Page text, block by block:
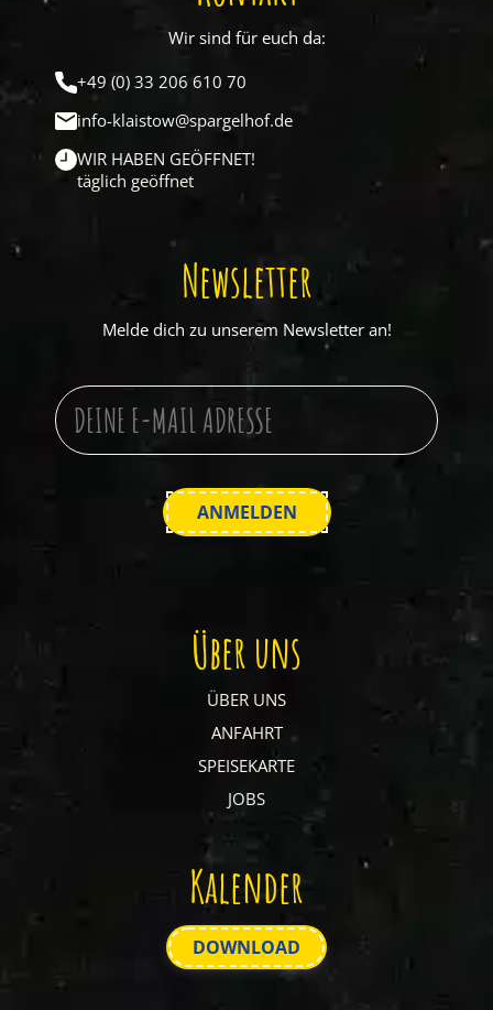
Wir sind für euch da:
+49 (0) 33 206 610 70
info-klaistow@spargelhof.de
WIR HABEN GEÖFFNET!
täglich geöffnet
Newsletter
Melde dich zu unserem Newsletter an!
Über uns
ÜBER UNS
ANFAHRT
SPEISEKARTE
JOBS
Kalender
DOWNLOAD